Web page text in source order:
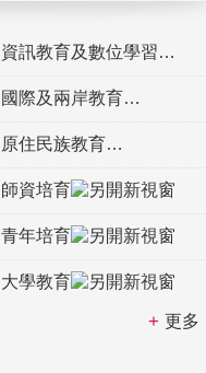
資訊教育及數位學習
國際及兩岸教育
原住民族教育
師資培育
青年培育
大學教育
更多